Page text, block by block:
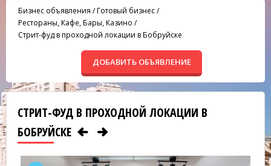
Бизнес объявления /Готовый бизнес/
Рестораны, Кафе, Бары, Казино /
Стрит-фуд в проходной локации в Бобруйске
ДОБАВИТЬ ОБЪЯВЛЕНИЕ
СТРИТ-ФУД В ПРОХОДНОЙ ЛОКАЦИИ В
БОБРУЙСКЕ